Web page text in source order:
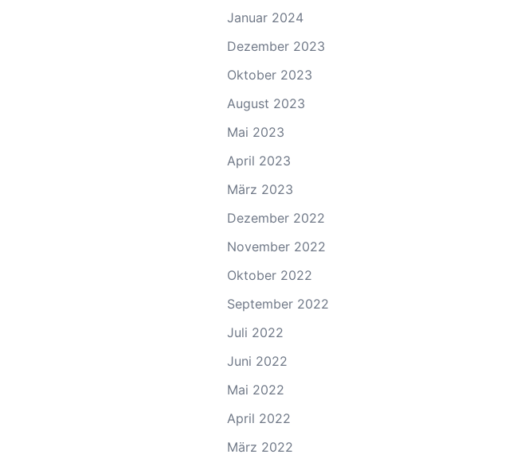
Januar 2024
Dezember 2023
Oktober 2023
August 2023
Mai 2023
April 2023
März 2023
Dezember 2022
November 2022
Oktober 2022
September 2022
Juli 2022
Juni 2022
Mai 2022
April 2022
März 2022